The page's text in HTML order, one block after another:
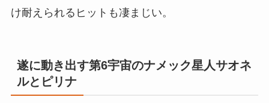
け耐えられるヒットも凄まじい。
遂に動き出す第6宇宙のナメック星人サオネ
ルとピリナ